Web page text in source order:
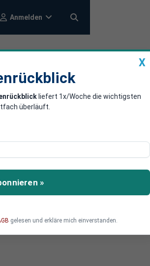
Anmelden
X
liefert 1x/Woche die wichtigsten
überläuft.
»
gelesen und erkläre mich einverstanden.